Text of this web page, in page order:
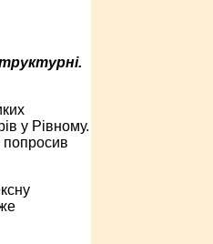
у Рівному.
попросив